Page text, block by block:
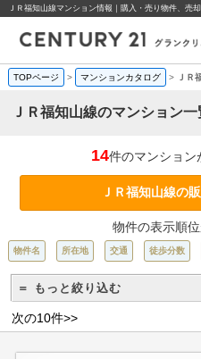
TOPページ > マンションカタログ > ＪＲ
ＪＲ福知山線のマンション一
14件のマンション
ＪＲ福知山線の
物件の表示順
物件名 所在地 交通 徒歩分数
＝ もっと絞り込む
次の10件>>